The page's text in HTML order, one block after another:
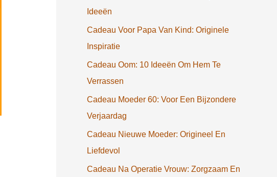
Ideeën
Cadeau Voor Papa Van Kind: Originele
Inspiratie
Cadeau Oom: 10 Ideeën Om Hem Te
Verrassen
Cadeau Moeder 60: Voor Een Bijzondere
Verjaardag
Cadeau Nieuwe Moeder: Origineel En
Liefdevol
Cadeau Na Operatie Vrouw: Zorgzaam En